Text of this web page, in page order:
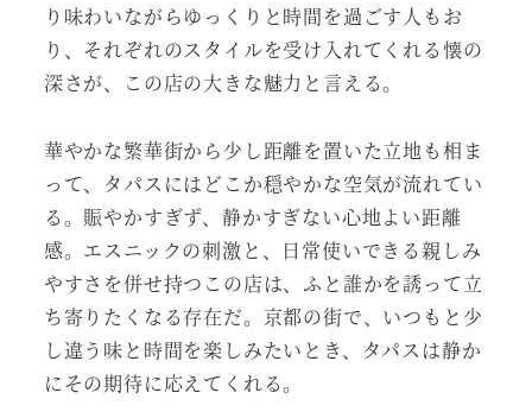
り味わいながらゆっくりと時間を過ごす人もお
り、それぞれのスタイルを受け入れてくれる懐の
深さが、この店の大きな魅力と言える。
華やかな繁華街から少し距離を置いた立地も相ま
って、タパスにはどこか穏やかな空気が流れてい
る。賑やかすぎず、静かすぎない心地よい距離
感。エスニックの刺激と、日常使いできる親しみ
やすさを併せ持つこの店は、ふと誰かを誘って立
ち寄りたくなる存在だ。京都の街で、いつもと少
し違う味と時間を楽しみたいとき、タパスは静か
にその期待に応えてくれる。